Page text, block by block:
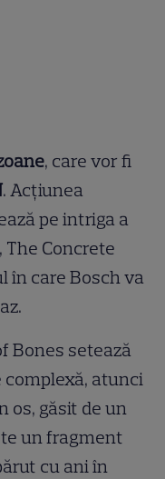
, care vor fi
. Acțiunea
pe intriga a
Concrete
în care Bosch va
Bones setează
atunci
os, găsit de un
un fragment
cu ani în